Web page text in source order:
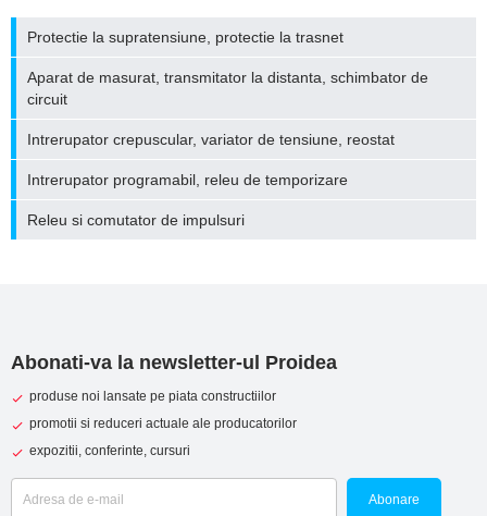
Protectie la supratensiune, protectie la trasnet
Aparat de masurat, transmitator la distanta, schimbator de
circuit
Intrerupator crepuscular, variator de tensiune, reostat
Intrerupator programabil, releu de temporizare
Releu si comutator de impulsuri
Abonati-va la newsletter-ul Proidea
produse noi lansate pe piata constructiilor
promotii si reduceri actuale ale producatorilor
expozitii, conferinte, cursuri
Abonare